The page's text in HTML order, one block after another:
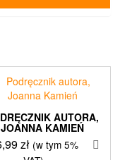
AUTORA,
JOANNA KAMIEŃ
zł (w tym 5%